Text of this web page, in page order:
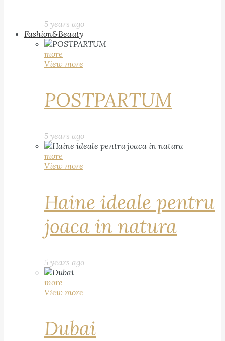
5 years ago
Fashion&Beauty
more
View more
POSTPARTUM
5 years ago
more
View more
Haine ideale pentru
joaca in natura
5 years ago
more
View more
Dubai